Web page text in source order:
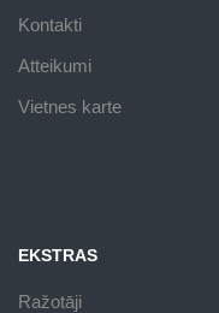
Kontakti
Atteikumi
Vietnes karte
EKSTRAS
Ražotāji